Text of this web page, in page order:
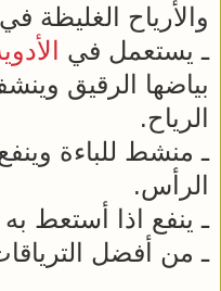
والأرياح الغليظة
ـ يستعمل في
بياضها الرقيق
الرياح.
ـ منشط للباءة
الرأس.
ـ ينفع اذا أستعط به
ـ من أفضل